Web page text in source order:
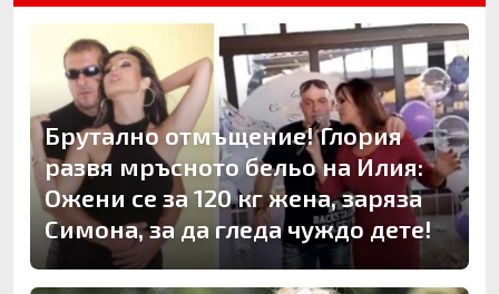
Брутално отмъщение! Глория
развя мръсното бельо на Илия:
Ожени се за 120 кг жена, заряза
Симона, за да гледа чуждо дете!